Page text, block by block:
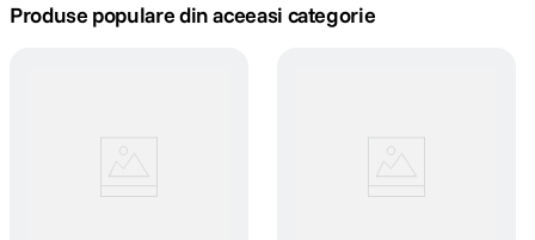
4. peak design
Produse populare din aceeasi categorie